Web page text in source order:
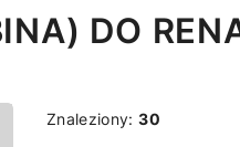
DO
Znaleziony:30